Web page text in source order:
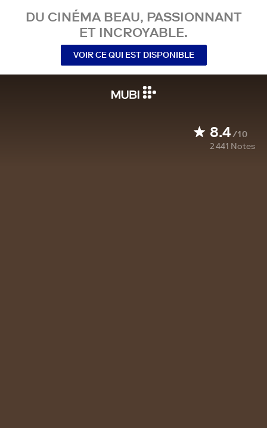
DU CINÉMA BEAU, PASSIONNANT
ET INCROYABLE.
VOIR CE QUI EST DISPONIBLE
8.4/10
2 441 Notes